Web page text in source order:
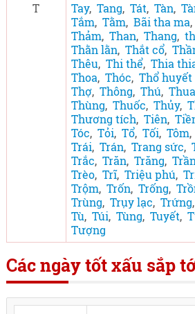
T
Tay, Tang, Tát, Tàn,
Tắm, Tằm, Bãi tha ma,
Thảm, Than, Thang,
Thằn lằn, Thắt cổ,
Thêu, Thi thể, Thia
Thoa, Thóc, Thổ
Thợ, Thông, Thú, Thua
Thùng, Thuốc, Thủy,
Thương tích, Tiên,
Tóc, Tỏi, Tổ, Tối, Tôm,
Trái, Trán, Trang sức,
Trắc, Trăn, Trăng,
Trèo, Trĩ, Triệu phú,
Trộm, Trốn, Trống,
Trùng, Trụy lạc, Trứng,
Tù, Túi, Tùng, Tuyết,
Tượng
Các ngày tốt xấu sắp